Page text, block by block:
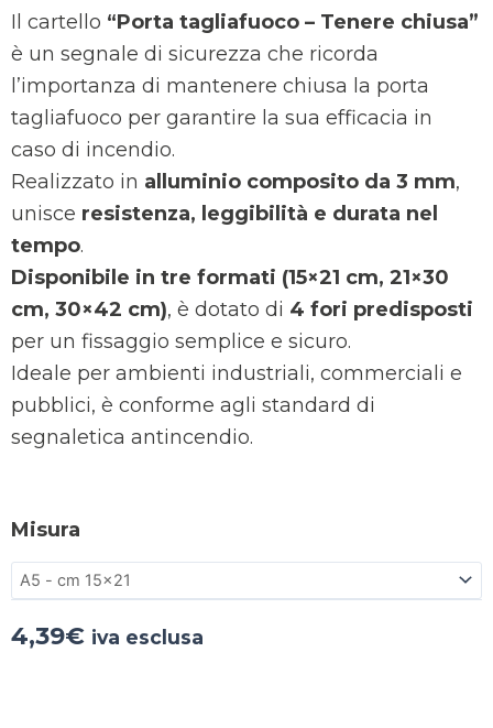
Il cartello “Porta tagliafuoco – Tenere chiusa”
è un segnale di sicurezza che ricorda
l’importanza di mantenere chiusa la porta
tagliafuoco per garantire la sua efficacia in
caso di incendio.
Realizzato in alluminio composito da 3 mm,
unisce resistenza, leggibilità e durata nel
tempo.
Disponibile in tre formati (15×21 cm, 21×30
cm, 30×42 cm), è dotato di 4 fori predisposti
per un fissaggio semplice e sicuro.
Ideale per ambienti industriali, commerciali e
pubblici, è conforme agli standard di
segnaletica antincendio.
Misura
4,39€ iva esclusa